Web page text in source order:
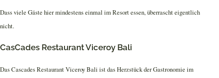
Dass viele Gäste hier mindestens einmal im Resort essen, überrascht eigentlich
nicht.
CasCades Restaurant Viceroy Bali
Das Cascades Restaurant Viceroy Bali ist das Herzstück der Gastronomie im